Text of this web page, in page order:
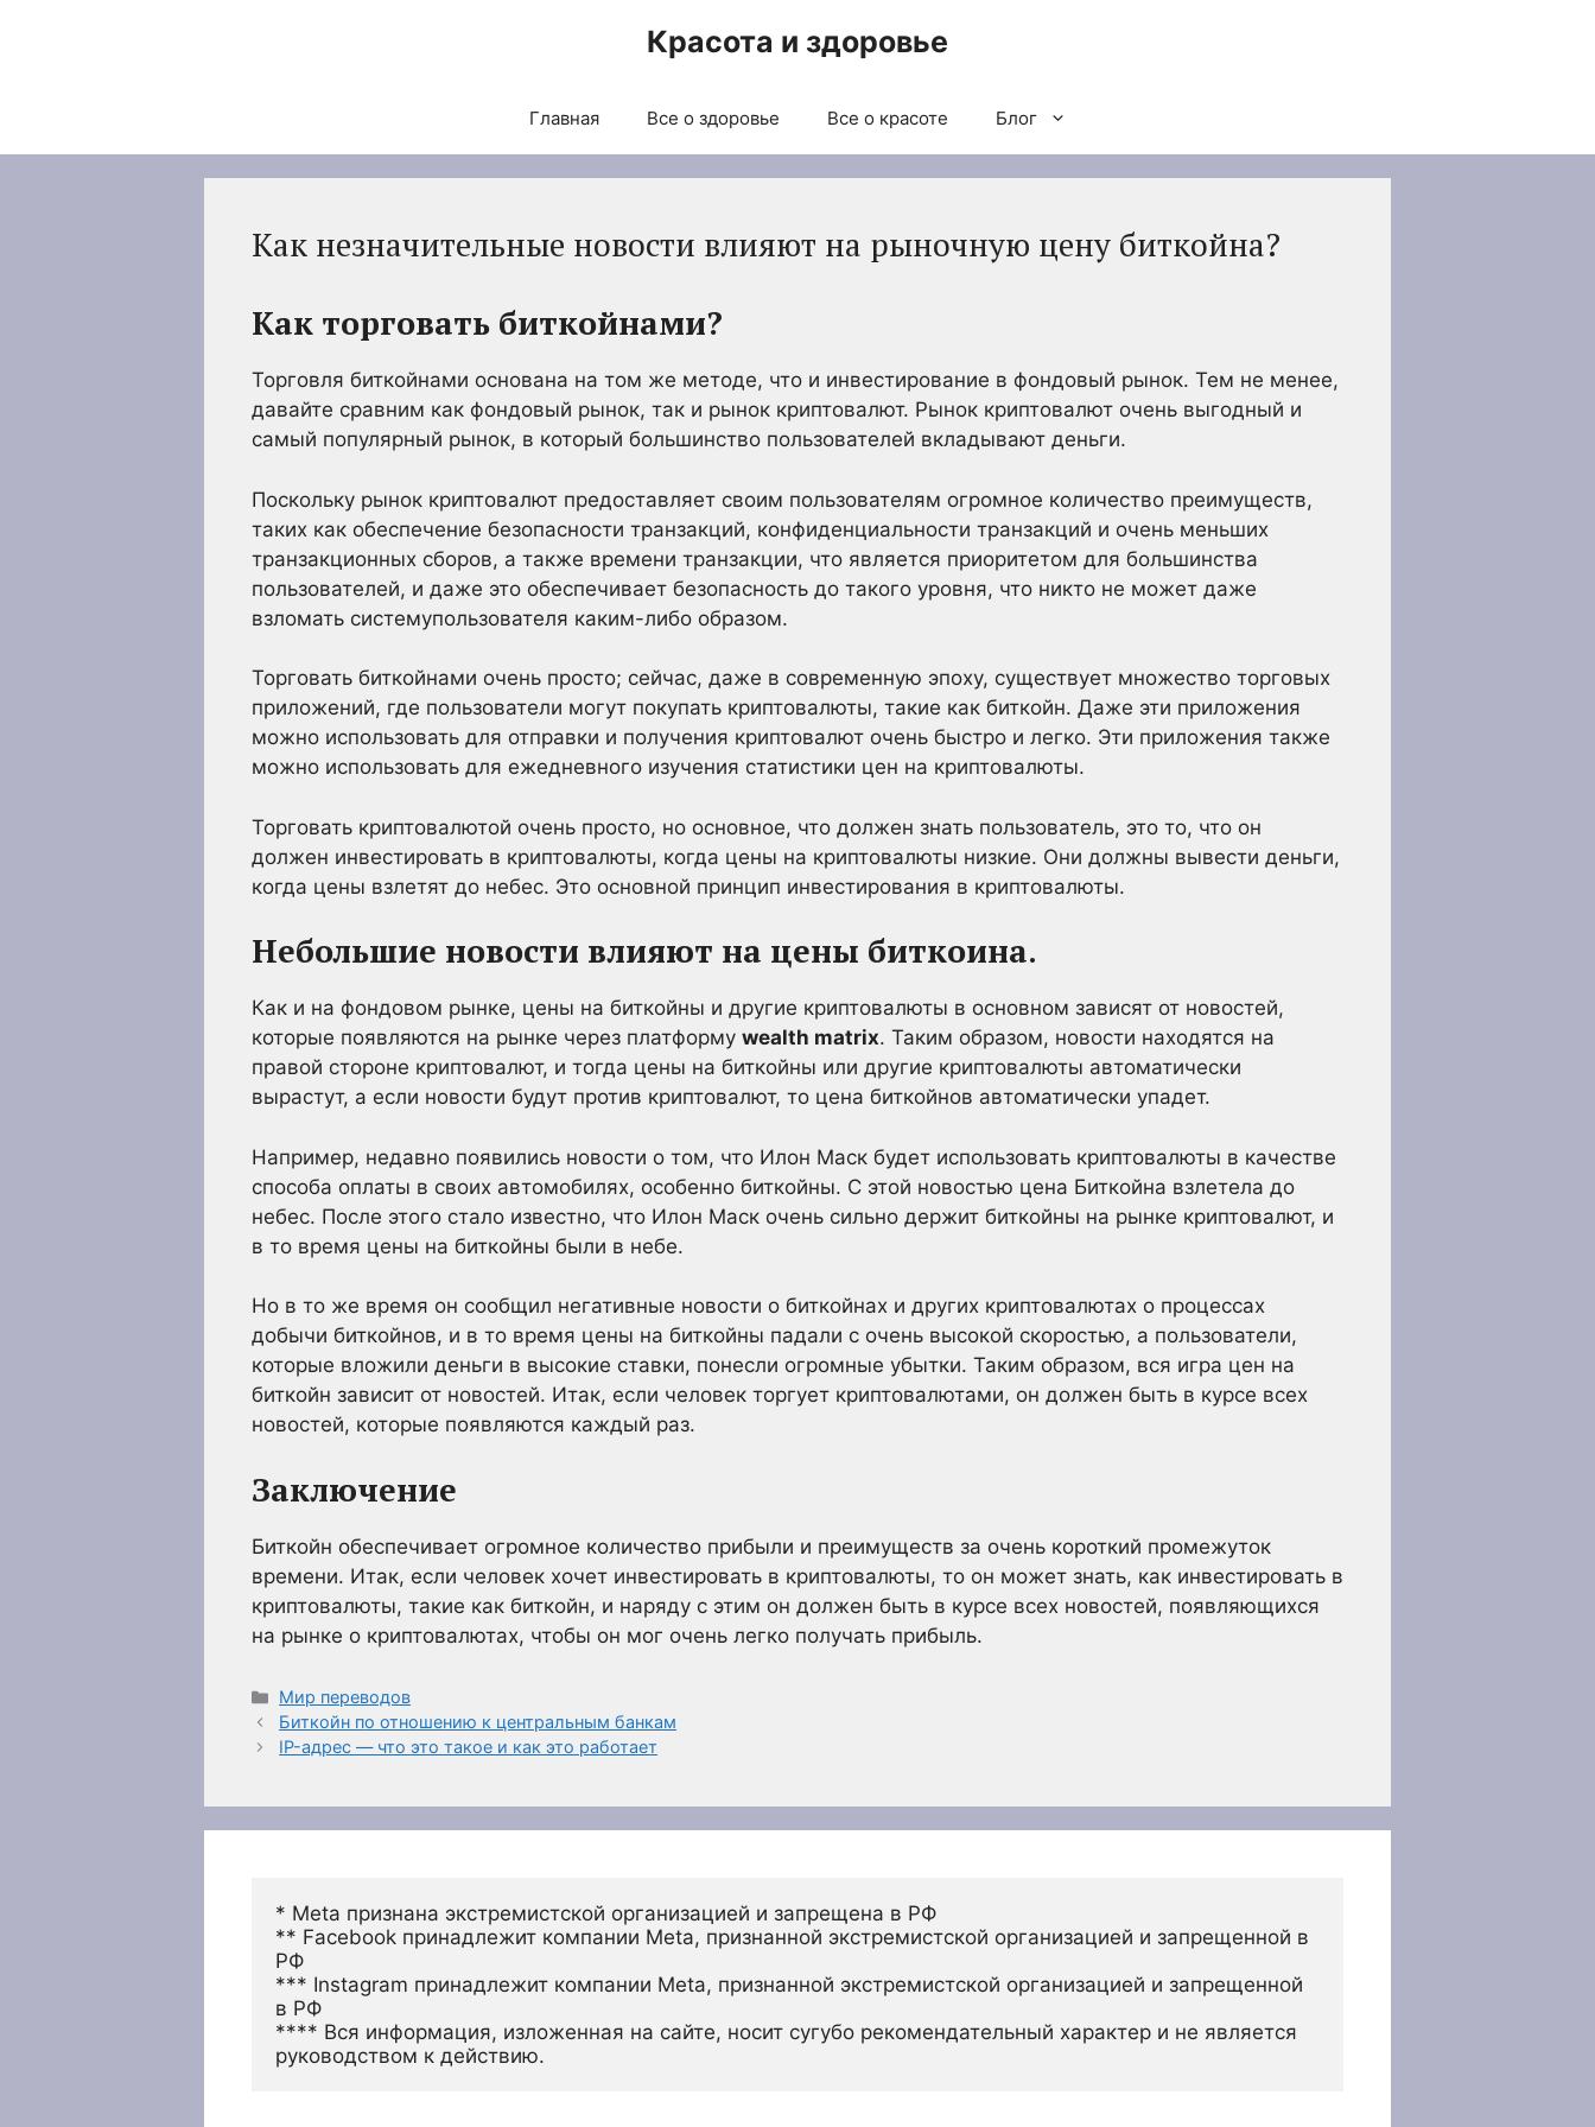
Красота и здоровье
Главная Все о здоровье Все о красоте Блог
Как незначительные новости влияют на рыночную цену биткойна?
Как торговать биткойнами?
Торговля биткойнами основана на том же методе, что и инвестирование в фондовый рынок. Тем не менее,
давайте сравним как фондовый рынок, так и рынок криптовалют. Рынок криптовалют очень выгодный и
самый популярный рынок, в который большинство пользователей вкладывают деньги.
Поскольку рынок криптовалют предоставляет своим пользователям огромное количество преимуществ,
таких как обеспечение безопасности транзакций, конфиденциальности транзакций и очень меньших
транзакционных сборов, а также времени транзакции, что является приоритетом для большинства
пользователей, и даже это обеспечивает безопасность до такого уровня, что никто не может даже
взломать системупользователя каким-либо образом.
Торговать биткойнами очень просто; сейчас, даже в современную эпоху, существует множество торговых
приложений, где пользователи могут покупать криптовалюты, такие как биткойн. Даже эти приложения
можно использовать для отправки и получения криптовалют очень быстро и легко. Эти приложения также
можно использовать для ежедневного изучения статистики цен на криптовалюты.
Торговать криптовалютой очень просто, но основное, что должен знать пользователь, это то, что он
должен инвестировать в криптовалюты, когда цены на криптовалюты низкие. Они должны вывести деньги,
когда цены взлетят до небес. Это основной принцип инвестирования в криптовалюты.
Небольшие новости влияют на цены биткоина.
Как и на фондовом рынке, цены на биткойны и другие криптовалюты в основном зависят от новостей,
которые появляются на рынке через платформу wealth matrix. Таким образом, новости находятся на
правой стороне криптовалют, и тогда цены на биткойны или другие криптовалюты автоматически
вырастут, а если новости будут против криптовалют, то цена биткойнов автоматически упадет.
Например, недавно появились новости о том, что Илон Маск будет использовать криптовалюты в качестве
способа оплаты в своих автомобилях, особенно биткойны. С этой новостью цена Биткойна взлетела до
небес. После этого стало известно, что Илон Маск очень сильно держит биткойны на рынке криптовалют, и
в то время цены на биткойны были в небе.
Но в то же время он сообщил негативные новости о биткойнах и других криптовалютах о процессах
добычи биткойнов, и в то время цены на биткойны падали с очень высокой скоростью, а пользователи,
которые вложили деньги в высокие ставки, понесли огромные убытки. Таким образом, вся игра цен на
биткойн зависит от новостей. Итак, если человек торгует криптовалютами, он должен быть в курсе всех
новостей, которые появляются каждый раз.
Заключение
Биткойн обеспечивает огромное количество прибыли и преимуществ за очень короткий промежуток
времени. Итак, если человек хочет инвестировать в криптовалюты, то он может знать, как инвестировать в
криптовалюты, такие как биткойн, и наряду с этим он должен быть в курсе всех новостей, появляющихся
на рынке о криптовалютах, чтобы он мог очень легко получать прибыль.
Рубрики
Мир переводов
Биткойн по отношению к центральным банкам
IP-адрес — что это такое и как это работает
* Meta признана экстремистской организацией и запрещена в РФ
** Facebook принадлежит компании Meta, признанной экстремистской организацией и запрещенной в
РФ
*** Instagram принадлежит компании Meta, признанной экстремистской организацией и запрещенной
в РФ
**** Вся информация, изложенная на сайте, носит сугубо рекомендательный характер и не является
руководством к действию.